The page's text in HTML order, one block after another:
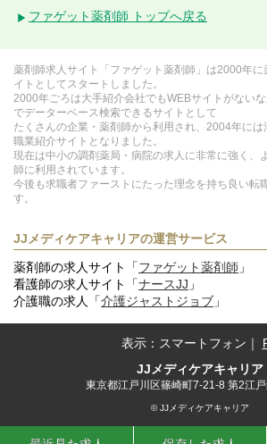
ファゲット薬剤師 トップへ戻る
薬剤師求人サイト「ファゲット薬剤師」は2000年
イトとしてスタートしました。
2000年ごろは大手紹介会社でもWEBサイトがない
でデーターベース検索できるサイトとして
たくさんの企業・薬剤師から利用され、2004年に
職業紹介サイトとなりました。
現在は中小の調剤薬局・病院の求人に非常に強く、
師に利用されています。
今後も求職者ファーストにたった理念を持ち良い転
す。
JJメディケアキャリアの運営サービス
薬剤師の求人サイト「ファゲット薬剤師 」
看護師の求人サイト「ナースJJ 」
介護職の求人「介護ジャストジョブ 」
表示： スマートフォン ｜
JJメディケアキャリア
東京都江戸川区篠崎町7-21-8 第2江
© JJメディケアキャリア